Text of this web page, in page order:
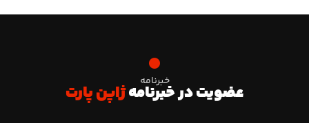
خبرنامه
عضویت در خبرنامهژاپن پارت